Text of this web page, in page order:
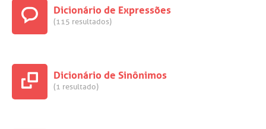
Dicionário de Expressões
(115 resultados)
Dicionário de Sinônimos
(1 resultado)